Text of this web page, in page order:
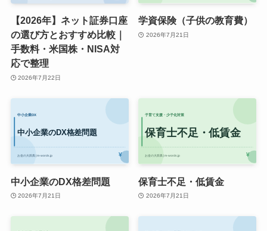
【2026年】ネット証券口座
の選び方とおすすめ比較｜
手数料・米国株・NISA対
応で整理
2026年7月22日
学資保険（子供の教育費）
2026年7月21日
中小企業のDX格差問題
2026年7月21日
保育士不足・低賃金
2026年7月21日